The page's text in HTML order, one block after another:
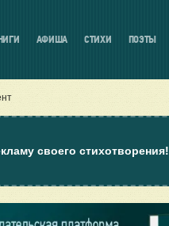
АФИША СТИХИ ПОЭТЫ
своего стихотворения!